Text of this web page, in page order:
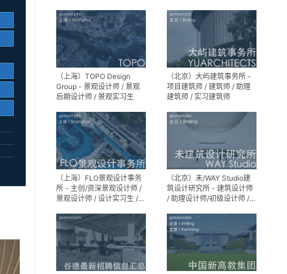
（上海）TOPO Design
Group - 景观设计师 / 景观
后期设计师 / 景观实习生
（北京）大屿建筑事务所 -
项目建筑师 / 建筑师 / 助理
建筑师 / 实习建筑师
（上海）FLO景观设计事务
所 - 主创/资深景观设计师 /
景观设计师 / 设计实习生 /
设计师
（北京）未/WAY Studio建
筑设计研究所 - 建筑设计师
/ 助理设计师/初级设计师 /
助理